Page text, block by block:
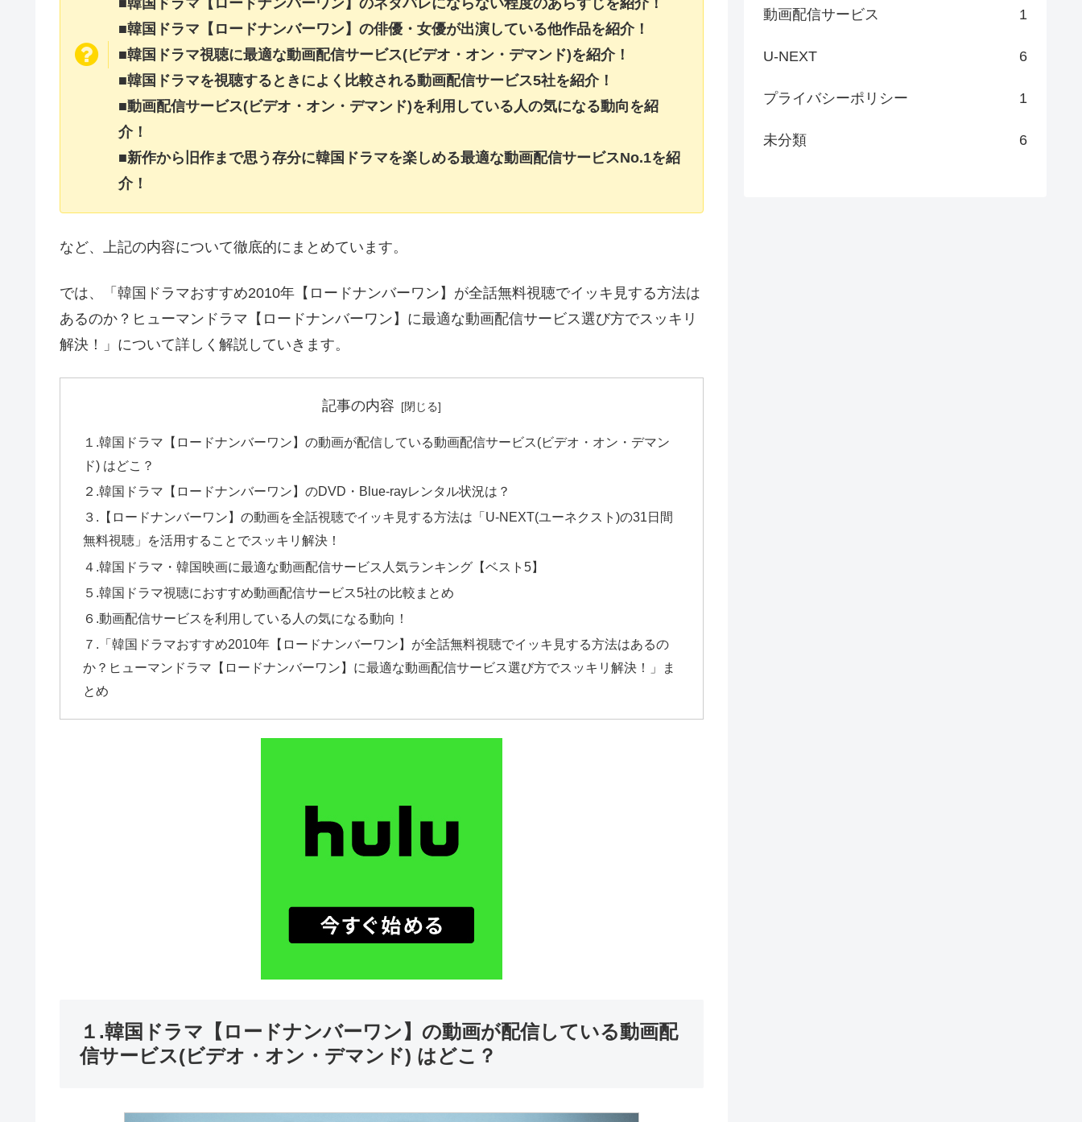
■韓国ドラマ【ロードナンバーワン】のネタバレにならない程度のあらすじを紹介！
■韓国ドラマ【ロードナンバーワン】の俳優・女優が出演している他作品を紹介！
■韓国ドラマ視聴に最適な動画配信サービス(ビデオ・オン・デマンド)を紹介！
■韓国ドラマを視聴するときによく比較される動画配信サービス5社を紹介！
■動画配信サービス(ビデオ・オン・デマンド)を利用している人の気になる動向を紹
介！
■新作から旧作まで思う存分に韓国ドラマを楽しめる最適な動画配信サービスNo.1を紹
介！
など、上記の内容について徹底的にまとめています。
では、「韓国ドラマおすすめ2010年【ロードナンバーワン】が全話無料視聴でイッキ見する方法は
あるのか？ヒューマンドラマ【ロードナンバーワン】に最適な動画配信サービス選び方でスッキリ
解決！」について詳しく解説していきます。
記事の内容
１.韓国ドラマ【ロードナンバーワン】の動画が配信している動画配信サービス(ビデオ・オン・デマン
ド) はどこ？
２.韓国ドラマ【ロードナンバーワン】のDVD・Blue-rayレンタル状況は？
３.【ロードナンバーワン】の動画を全話視聴でイッキ見する方法は「U-NEXT(ユーネクスト)の31日間
無料視聴」を活用することでスッキリ解決！
４.韓国ドラマ・韓国映画に最適な動画配信サービス人気ランキング【ベスト5】
５.韓国ドラマ視聴におすすめ動画配信サービス5社の比較まとめ
６.動画配信サービスを利用している人の気になる動向！
７.「韓国ドラマおすすめ2010年【ロードナンバーワン】が全話無料視聴でイッキ見する方法はあるの
か？ヒューマンドラマ【ロードナンバーワン】に最適な動画配信サービス選び方でスッキリ解決！」ま
とめ
１.韓国ドラマ【ロードナンバーワン】の動画が配信している動画配
信サービス(ビデオ・オン・デマンド) はどこ？
動画配信サービス 1
U-NEXT 6
プライバシーポリシー 1
未分類 6